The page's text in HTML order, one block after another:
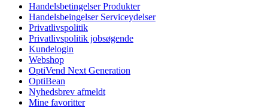
Handelsbetingelser Produkter
Handelsbeingelser Serviceydelser
Privatlivspolitik
Privatlivspolitik jobsøgende
Kundelogin
Webshop
OptiVend Next Generation
OptiBean
Nyhedsbrev afmeldt
Mine favoritter